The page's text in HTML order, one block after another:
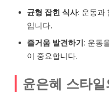
균형 잡힌 식사: 운동과
입니다.
즐거움 발견하기: 운동
이 중요합니다.
윤은혜 스타